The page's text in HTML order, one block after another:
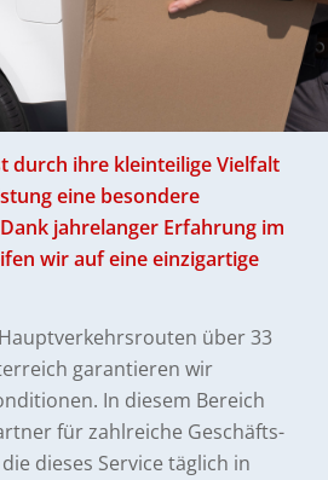
durch ihre kleinteilige Vielfalt
eine besondere
jahrelanger Erfahrung im
wir auf eine einzigartige
über 33
garantieren wir
In diesem Bereich
für zahlreiche Geschäfts-
dieses Service täglich in